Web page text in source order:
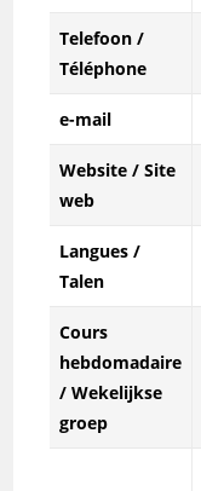
Telefoon /
Téléphone
e-mail
Website / Site
web
Langues /
Talen
Cours
hebdomadaire
/ Wekelijkse
groep